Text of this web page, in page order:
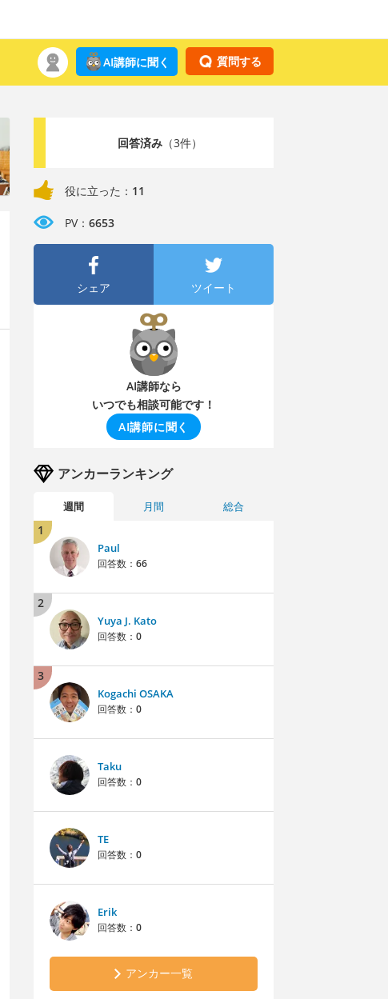
質問する
AI講師に聞く
回答済み（3件）
役に立った： 11
PV： 6653
シェア ツイート
AI講師なら
いつでも相談可能です！
AI講師に聞く
アンカーランキング
週間 月間 総合
1
Paul
回答数： 66
2
Yuya J. Kato
回答数： 0
3
Kogachi OSAKA
回答数： 0
Taku
回答数： 0
TE
回答数： 0
Erik
回答数： 0
アンカー一覧